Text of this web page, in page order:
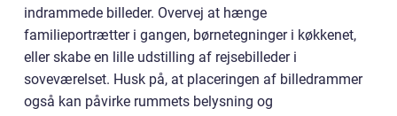
indrammede billeder. Overvej at hænge
familieportrætter i gangen, børnetegninger i køkkenet,
eller skabe en lille udstilling af rejsebilleder i
soveværelset. Husk på, at placeringen af billedrammer
også kan påvirke rummets belysning og